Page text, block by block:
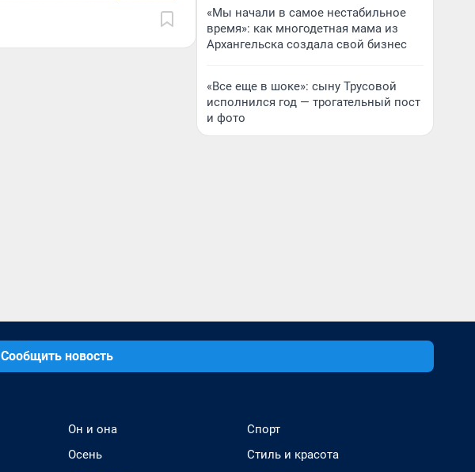
«Мы начали в самое нестабильное
время»: как многодетная мама из
Архангельска создала свой бизнес
«Все еще в шоке»: сыну Трусовой
исполнился год — трогательный пост
и фото
Сообщить новость
Он и она
Осень
Спорт
Стиль и красота